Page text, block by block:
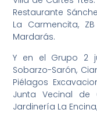
Restaurante
La Carmencita,
Mardarás.
Y en el Grupo 2
Sobarzo-Sarón,
Piélagos
Junta Vecinal de
Jardinería La